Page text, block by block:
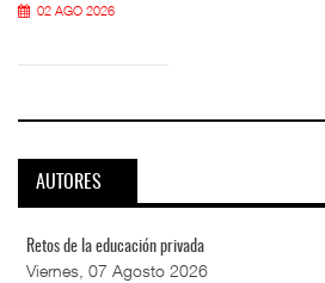
02 AGO 2026
AUTORES
Retos de la educación privada
Viernes, 07 Agosto 2026